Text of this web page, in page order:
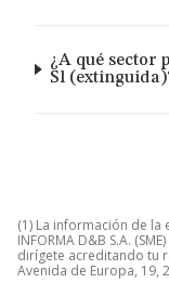
¿A qué sector
Sl
(1) La información de
INFORMA D&B S.A.
dirígete acreditando tu
Avenida de Europa, 19,